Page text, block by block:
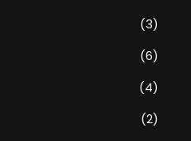
(3)
(6)
(4)
(2)